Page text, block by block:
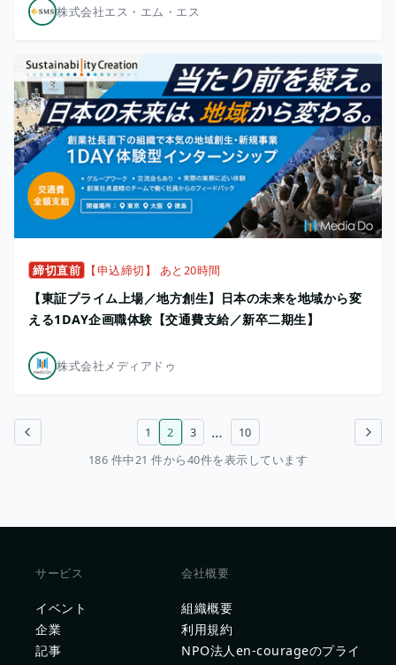
株式会社エス・エム・エス
締切直前 【申込締切】 あと20時間
【東証プライム上場／地方創生】日本の未来を地域から変
える1DAY企画職体験【交通費支給／新卒二期生】
株式会社メディアドゥ
前のページ 次のページ
1 2 3 …
10
186 件中21 件から40件を表示しています
サービス
イベント
企業
記事
会社概要
組織概要
利用規約
NPO法人en-courageのプライ